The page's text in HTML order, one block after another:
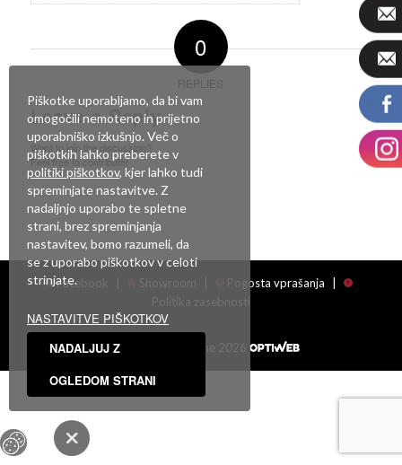
0
REPLIES
Leave a Reply
Want to join the discussion?
Feel free to contribute!
Za objavo komentarja se morate
Facebook Showroom Pogosta vprašanja
Politika zasebnosti
Vse pravice pridržane 2026
Piškotke uporabljamo, da bi vam
omogočili nemoteno in prijetno
uporabniško izkušnjo. Več o
piškotkih lahko preberete v
politiki piškotkov, kjer lahko tudi
spreminjate nastavitve. Z
nadaljnjo uporabo te spletne
strani, brez spreminjanja
nastavitev, bomo razumeli, da
se z uporabo piškotkov v celoti
strinjate.
NASTAVITVE PIŠKOTKOV
NADALJUJ Z
OGLEDOM STRANI